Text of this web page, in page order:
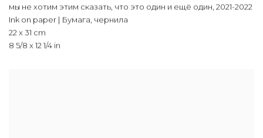
мы не хотим этим сказать, что это один и ещё один, 2021-2022
Ink on paper | Бумага, чернила
22 x 31 cm
8 5/8 x 12 1/4 in